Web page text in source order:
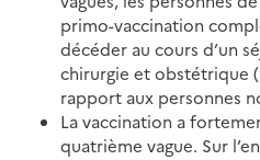
primo-vaccination
décéder au cours d’un
chirurgie et obstétrique
rapport aux personnes
La vaccination a
quatrième vague. Sur